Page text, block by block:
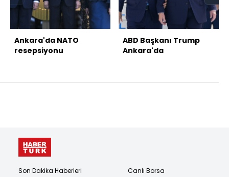
Ankara'da NATO
resepsiyonu
ABD Başkanı Trump
Ankara'da
Son Dakika Haberleri
Canlı Borsa